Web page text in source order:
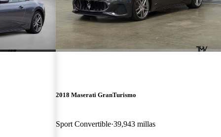
2018 Maserati GranTurismo
Sport Convertible 39,943 millas